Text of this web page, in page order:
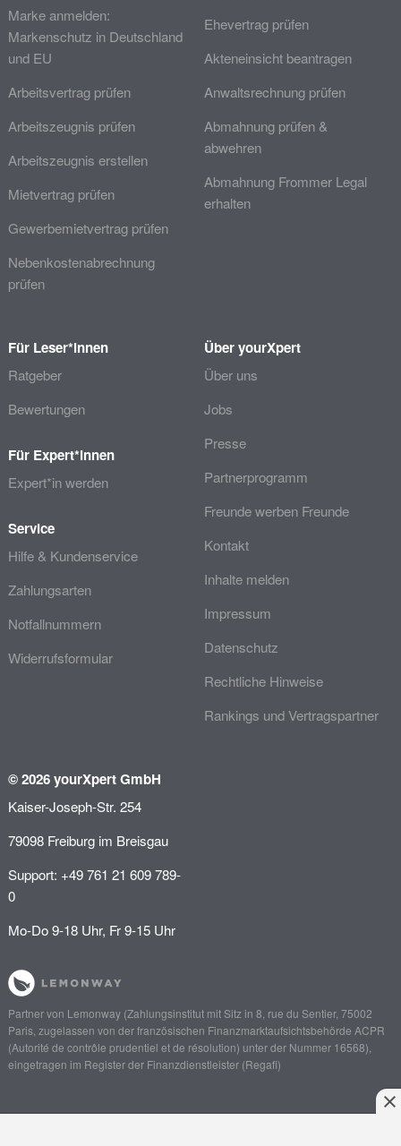
Marke anmelden:
Markenschutz in Deutschland
und EU
Arbeitsvertrag prüfen
Arbeitszeugnis prüfen
Arbeitszeugnis erstellen
Mietvertrag prüfen
Gewerbemietvertrag prüfen
Nebenkostenabrechnung
prüfen
Ehevertrag prüfen
Akteneinsicht beantragen
Anwaltsrechnung prüfen
Abmahnung prüfen &
abwehren
Abmahnung Frommer Legal
erhalten
Für Leser*innen
Ratgeber
Bewertungen
Für Expert*innen
Expert*in werden
Service
Hilfe & Kundenservice
Zahlungsarten
Notfallnummern
Widerrufsformular
Über yourXpert
Über uns
Jobs
Presse
Partnerprogramm
Freunde werben Freunde
Kontakt
Inhalte melden
Impressum
Datenschutz
Rechtliche Hinweise
Rankings und Vertragspartner
© 2026 yourXpert GmbH
Kaiser-Joseph-Str. 254
79098 Freiburg im Breisgau
Support: +49 761 21 609 789-
0
Mo-Do 9-18 Uhr, Fr 9-15 Uhr
Partner von Lemonway(Zahlungsinstitut mit Sitz in 8, rue du Sentier, 75002
Paris, zugelassen von der französischen Finanzmarktaufsichtsbehörde ACPR
(Autorité de contrôle prudentiel et de résolution) unter der Nummer 16568),
eingetragen im Register der Finanzdienstleister (Regafi)